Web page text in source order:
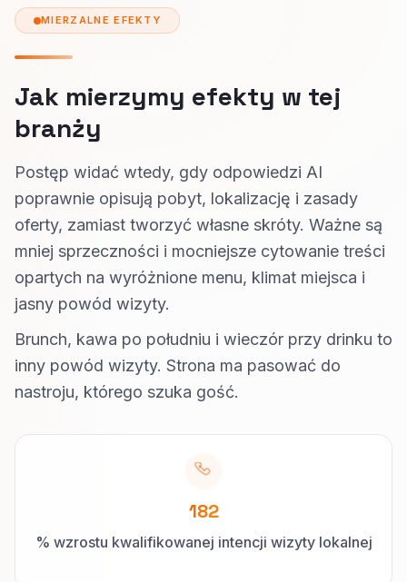
MIERZALNE EFEKTY
Jak mierzymy efekty w tej
branży
Postęp widać wtedy, gdy odpowiedzi AI
poprawnie opisują pobyt, lokalizację i zasady
oferty, zamiast tworzyć własne skróty. Ważne są
mniej sprzeczności i mocniejsze cytowanie treści
opartych na wyróżnione menu, klimat miejsca i
jasny powód wizyty.
Brunch, kawa po południu i wieczór przy drinku to
inny powód wizyty. Strona ma pasować do
nastroju, którego szuka gość.
182
% wzrostu kwalifikowanej intencji wizyty lokalnej